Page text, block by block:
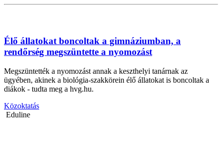
Élő állatokat boncoltak a gimnáziumban, a
rendőrség megszüntette a nyomozást
Megszüntették a nyomozást annak a keszthelyi tanárnak az
ügyében, akinek a biológia-szakkörein élő állatokat is boncoltak a
diákok - tudta meg a hvg.hu.
Közoktatás
Eduline